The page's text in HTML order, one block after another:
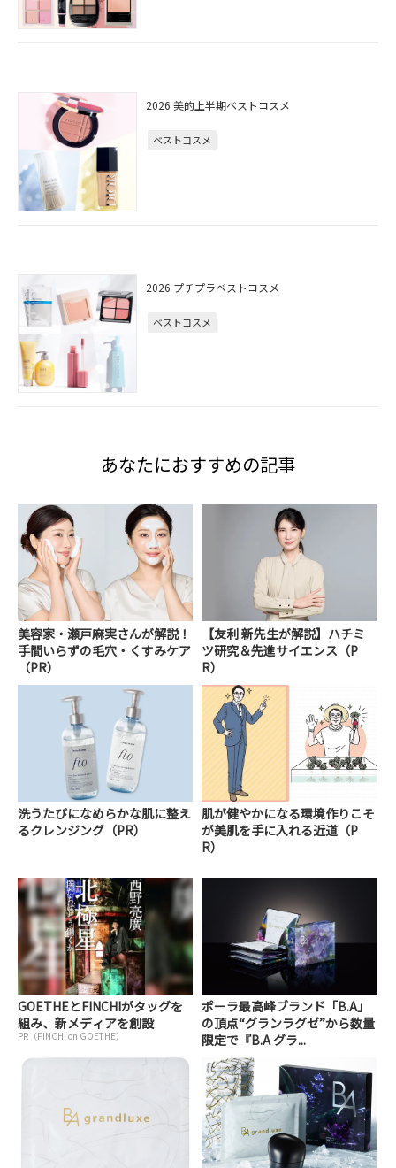
2026 美的上半期ベストコスメ
ベストコスメ
2026 プチプラベストコスメ
ベストコスメ
あなたにおすすめの記事
美容家・瀬戸麻実さんが解説！
手間いらずの毛穴・くすみケア
（PR）
【友利 新先生が解説】ハチミ
ツ研究＆先進サイエンス（P
R）
洗うたびになめらかな肌に整え
るクレンジング（PR）
肌が健やかになる環境作りこそ
が美肌を手に入れる近道（P
R）
GOETHEとFINCHIがタッグを
組み、新メディアを創設
PR（FINCHI on GOETHE）
ポーラ最高峰ブランド「B.A」
の頂点“グランラグゼ”から数量
限定で『B.A グラ...